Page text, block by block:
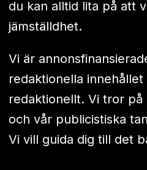
du kan alltid lita på att
jämställdhet.
Vi är
redaktionella innehållet
redaktionellt. Vi tror på
och vår publicistiska
Vi vill guida dig till det